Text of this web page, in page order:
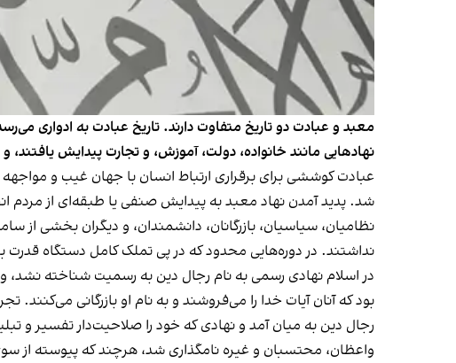
معبد و عبادت دو تاریخ متفاوت دارند. تاریخ عبادت به ادواری
نهادهایی مانند خانواده، دولت، آموزش، و تجارت پیدایش
عبادت کوششی برای برقراری ارتباط انسان با جهان غیب و
شد. پدید آمدن نهاد معبد به پیدایش صنفی یا طبقه‌ای از مردم
نظامیان، سیاسیان، بازرگانان، دانشمندان، و دیگران بخشی از
نداشتند. در دوره‌هایی محدود که در پی تملک کامل دستگاه قدرت
در اسلام نهادی رسمی به نام رجال دین به رسمیت شناخته نشد، و
بود که آنان آیات خدا را می‌فروشند و به نام او بازرگانی می‌کنند.
رجال دین به میان آمد و نهادی که خود را صلاحیت‌دار تفسیر و
واعظان، محتسبان و غیره نامگذاری شد، هرچند که پیوسته از